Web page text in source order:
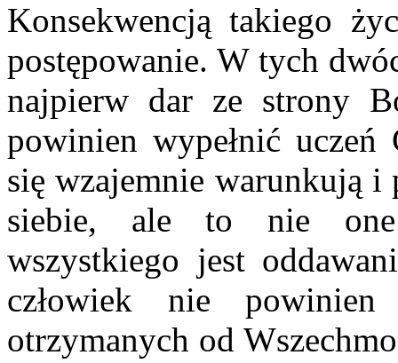
Konsekwencją takiego
postępowanie. W tych
najpierw dar ze strony
powinien wypełnić
się wzajemnie warunkują i
siebie, ale to nie one
wszystkiego jest
człowiek nie
otrzymanych od